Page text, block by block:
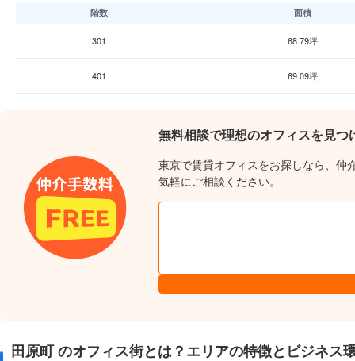
階数 面積
301 68.79坪
401 69.09坪
無料相談で理想のオフィスを見つ
東京で賃貸オフィスをお探しなら、仲
気軽にご相談ください。
田原町 のオフィス街とは？エリアの特徴とビジネス